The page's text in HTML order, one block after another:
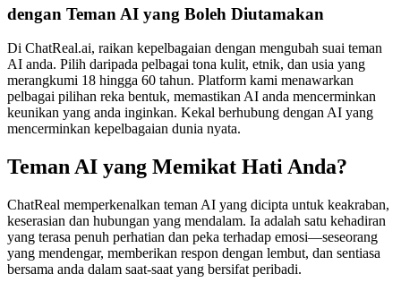
dengan Teman AI yang Boleh Diutamakan
Di ChatReal.ai, raikan kepelbagaian dengan mengubah suai teman
AI anda. Pilih daripada pelbagai tona kulit, etnik, dan usia yang
merangkumi 18 hingga 60 tahun. Platform kami menawarkan
pelbagai pilihan reka bentuk, memastikan AI anda mencerminkan
keunikan yang anda inginkan. Kekal berhubung dengan AI yang
mencerminkan kepelbagaian dunia nyata.
Teman AI yang Memikat Hati Anda?
ChatReal memperkenalkan teman AI yang dicipta untuk keakraban,
keserasian dan hubungan yang mendalam. Ia adalah satu kehadiran
yang terasa penuh perhatian dan peka terhadap emosi—seseorang
yang mendengar, memberikan respon dengan lembut, dan sentiasa
bersama anda dalam saat-saat yang bersifat peribadi.